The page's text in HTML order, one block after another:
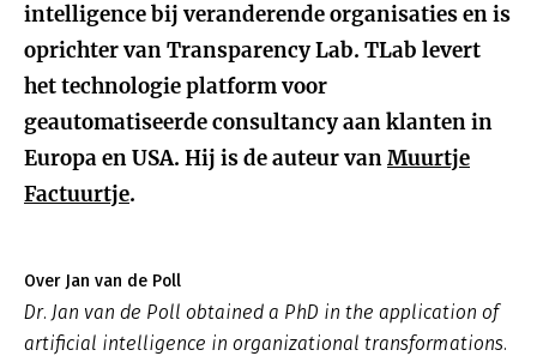
intelligence bij veranderende organisaties en is
oprichter van Transparency Lab. TLab levert
het technologie platform voor
geautomatiseerde consultancy aan klanten in
Europa en USA. Hij is de auteur vanMuurtje
Factuurtje.
Over Jan van de Poll
Dr. Jan van de Poll obtained a PhD in the application of
artificial intelligence in organizational transformations.